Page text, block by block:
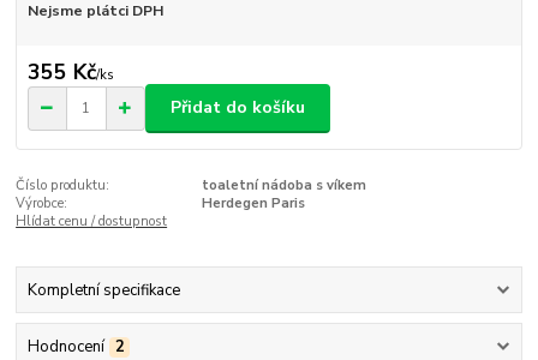
Nejsme plátci DPH
355 Kč/ks
Přidat do košíku
Číslo produktu:
toaletní nádoba s víkem
Výrobce:
Herdegen Paris
Hlídat cenu / dostupnost
Kompletní specifikace
Hodnocení 2